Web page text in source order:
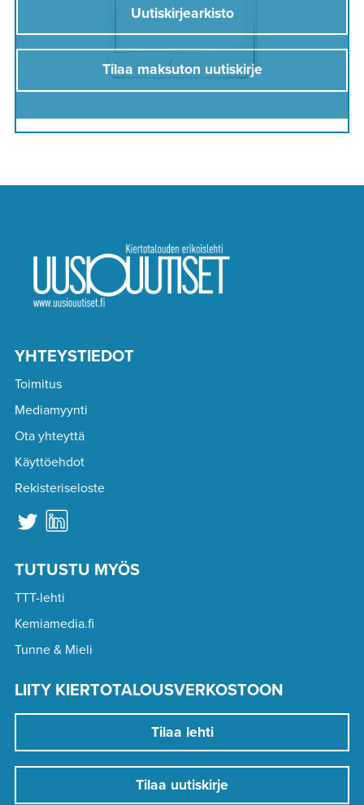
Uutiskirjearkisto
Tilaa maksuton uutiskirje
YHTEYSTIEDOT
Toimitus
Mediamyynti
Ota yhteyttä
Käyttöehdot
Rekisteriseloste
TUTUSTU MYÖS
TTT-lehti
Kemiamedia.fi
Tunne & Mieli
LIITY KIERTOTALOUSVERKOSTOON
Tilaa lehti
Tilaa uutiskirje